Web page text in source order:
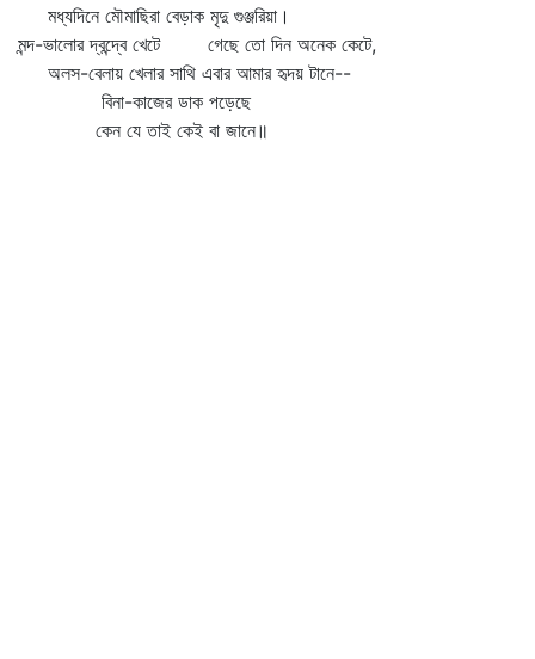
মধ্যদিনে মৌমাছিরা বেড়াক মৃদু গুঞ্জরিয়া।
মন্দ-ভালোর দ্বন্দ্বে খেটে গেছে তো দিন অনেক কেটে,
অলস-বেলায় খেলার সাথি এবার আমার হৃদয় টানে--
বিনা-কাজের ডাক পড়েছে
কেন যে তাই কেই বা জানে॥